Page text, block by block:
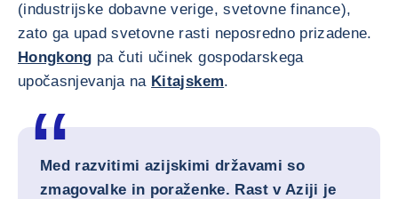
(industrijske dobavne verige, svetovne finance),
zato ga upad svetovne rasti neposredno prizadene.
Hongkong pa čuti učinek gospodarskega
upočasnjevanja na Kitajskem.
Med razvitimi azijskimi državami so
zmagovalke in poraženke. Rast v Aziji je